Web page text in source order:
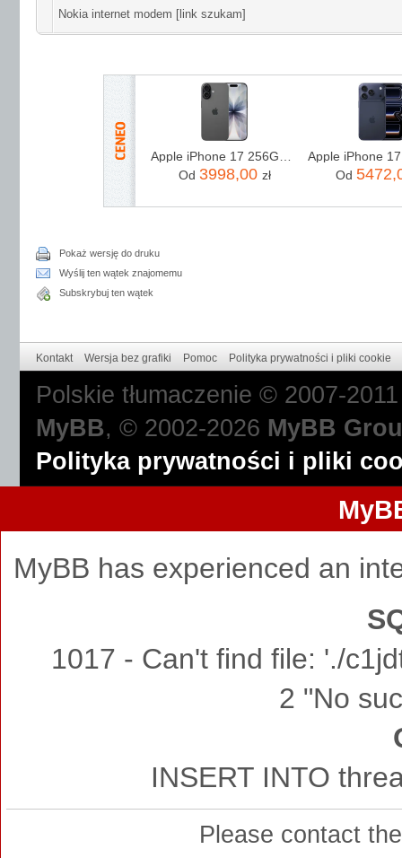
Nokia internet modem [link szukam]
Od 3998,00 zł Od
Pokaż wersję do druku
Wyślij ten wątek znajomemu
Subskrybuj ten wątek
Kontakt Wersja bez grafiki Pomoc Polityka prywatności i pliki cookie
Polskie tłumaczenie © 2007-
MyBB, © 2002-2026 MyBB
Polityka prywatności i pliki
MyBB has experienced an
1017 - Can't find file: './
2 "No
INSERT INTO
Please contact